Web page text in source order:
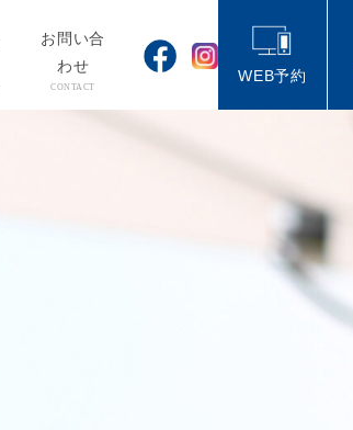
お問い合
わせ
CONTACT
WEB予約